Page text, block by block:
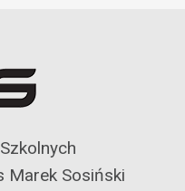
Marek Sosiński